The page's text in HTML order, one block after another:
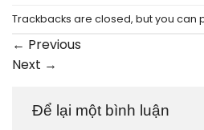
Trackbacks are closed, but you can
← Previous
Next →
Để lại một bình luận